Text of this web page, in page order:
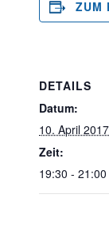
ZUM
DETAILS
Datum:
10. April 2017
Zeit:
19:30 - 21:00